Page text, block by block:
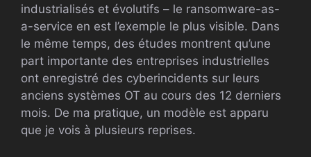
industrialisés et évolutifs – le ransomware-as-
a-service en est l’exemple le plus visible. Dans
le même temps, des études montrent qu’une
part importante des entreprises industrielles
ont enregistré des cyberincidents sur leurs
anciens systèmes OT au cours des 12 derniers
mois. De ma pratique, un modèle est apparu
que je vois à plusieurs reprises.